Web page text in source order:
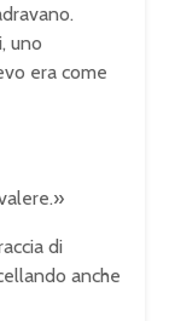
uno
era come
di
anche